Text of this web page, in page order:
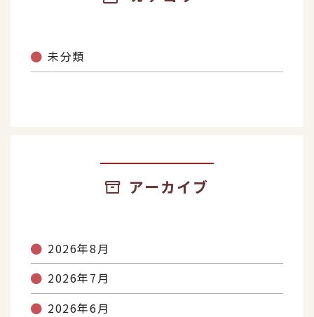
未分類
アーカイブ
2026年8月
2026年7月
2026年6月